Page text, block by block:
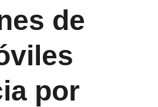
de
por